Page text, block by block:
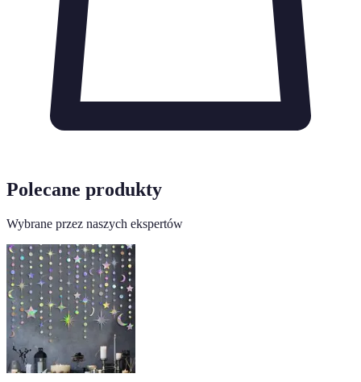
Polecane produkty
Wybrane przez naszych ekspertów